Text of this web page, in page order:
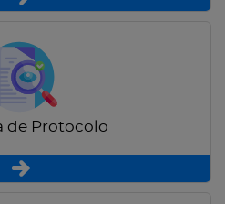
de Protocolo